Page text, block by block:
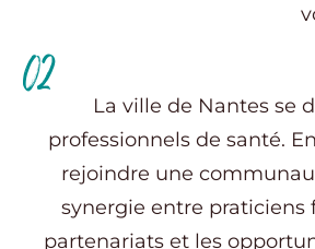
02
La ville de Nantes se
professionnels de santé.
rejoindre une
synergie entre praticiens
partenariats et les